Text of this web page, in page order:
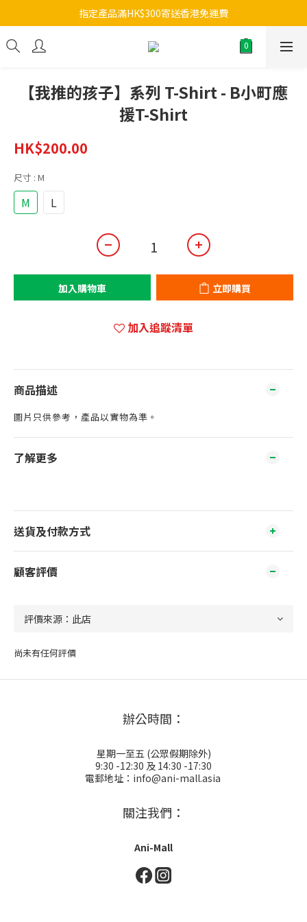
指定產品滿HK$300寄送香港免運費
【我推的孩子】系列 T-Shirt - B小町應
援T-Shirt
HK$200.00
尺寸 : M
M L
加入購物車 立即購買
加入追蹤清單
商品描述
圖片只供參考，產品以實物為準。
了解更多
送貨及付款方式
顧客評價
尚未有任何評價
辦公時間：
星期一至五 (公眾假期除外)
9:30 -12:30 及 14:30 -17:30
電郵地址：info@ani-mall.asia
關注我們：
Ani-Mall